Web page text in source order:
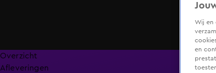
Overzicht
Afleveringen
Wij en
en